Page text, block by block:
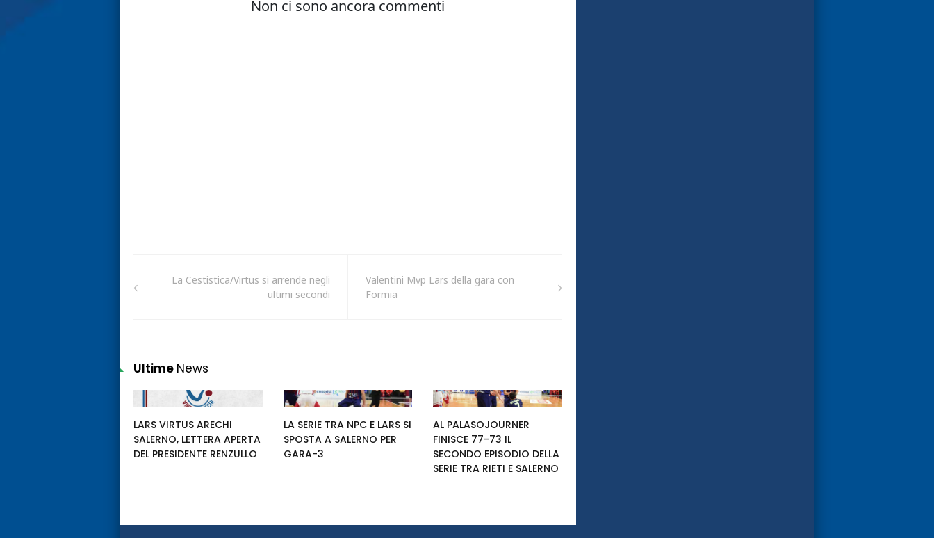
La Cestistica/Virtus si arrende negli
ultimi secondi
Valentini Mvp Lars della gara con
Formia
Ultime News
LARS VIRTUS ARECHI
SALERNO, LETTERA APERTA
DEL PRESIDENTE RENZULLO
LA SERIE TRA NPC E LARS SI
SPOSTA A SALERNO PER
GARA-3
AL PALASOJOURNER
FINISCE 77-73 IL
SECONDO EPISODIO DELLA
SERIE TRA RIETI E SALERNO